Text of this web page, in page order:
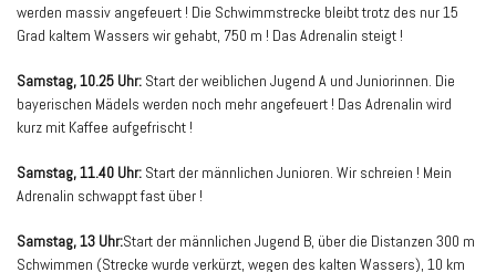
werden massiv angefeuert ! Die Schwimmstrecke bleibt trotz des nur 15
Grad kaltem Wassers wir gehabt, 750 m ! Das Adrenalin steigt !
Samstag, 10.25 Uhr: Start der weiblichen Jugend A und Juniorinnen. Die
bayerischen Mädels werden noch mehr angefeuert ! Das Adrenalin wird
kurz mit Kaffee aufgefrischt !
Samstag, 11.40 Uhr: Start der männlichen Junioren. Wir schreien ! Mein
Adrenalin schwappt fast über !
Samstag, 13 Uhr:Start der männlichen Jugend B, über die Distanzen 300 m
Schwimmen (Strecke wurde verkürzt, wegen des kalten Wassers), 10 km